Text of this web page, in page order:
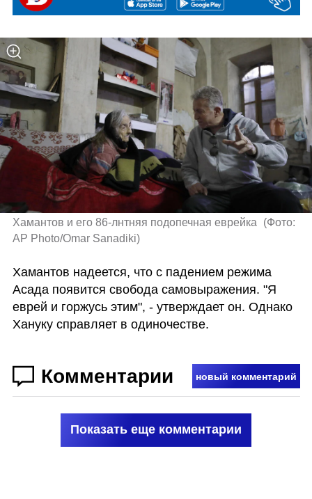
Хамантов и его 86-лнтняя подопечная еврейка (Фото:
AP Photo/Omar Sanadiki)
Хамантов надеется, что с падением режима
Асада появится свобода самовыражения. "Я
еврей и горжусь этим", - утверждает он. Однако
Хануку справляет в одиночестве.
Комментарии новый комментарий
Показать еще комментарии